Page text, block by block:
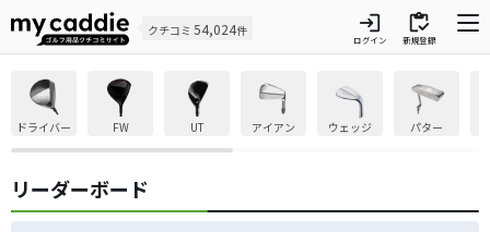
クチコミ 54,024件 login
ログイン
inventory
新規登録
ドライバー FW UT アイアン ウェッジ パター
リーダーボード